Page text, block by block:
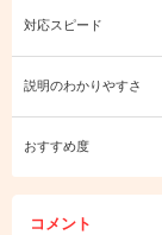
対応スピード
説明のわかりやすさ
おすすめ度
コメント